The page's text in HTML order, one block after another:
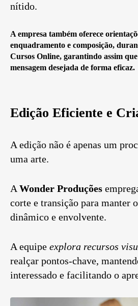
nítido.
A empresa também oferece
enquadramento e composição,
Cursos Online, garantindo assim
mensagem desejada de forma eficaz.
Edição Eficiente e
A edição não é apenas um
uma arte.
A Wonder Produções
corte e transição para manter
dinâmico e envolvente.
A equipe explora recursos
realçar pontos-chave,
interessado e facilitando o